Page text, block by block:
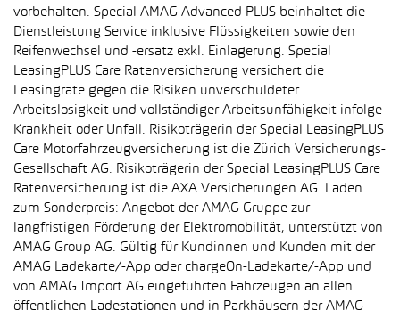
vorbehalten. Special AMAG Advanced PLUS beinhaltet die
Dienstleistung Service inklusive Flüssigkeiten sowie den
Reifenwechsel und -ersatz exkl. Einlagerung. Special
LeasingPLUS Care Ratenversicherung versichert die
Leasingrate gegen die Risiken unverschuldeter
Arbeitslosigkeit und vollständiger Arbeitsunfähigkeit infolge
Krankheit oder Unfall. Risikoträgerin der Special LeasingPLUS
Care Motorfahrzeugversicherung ist die Zürich Versicherungs-
Gesellschaft AG. Risikoträgerin der Special LeasingPLUS Care
Ratenversicherung ist die AXA Versicherungen AG. Laden
zum Sonderpreis: Angebot der AMAG Gruppe zur
langfristigen Förderung der Elektromobilität, unterstützt von
AMAG Group AG. Gültig für Kundinnen und Kunden mit der
AMAG Ladekarte/-App oder chargeOn-Ladekarte/-App und
von AMAG Import AG eingeführten Fahrzeugen an allen
öffentlichen Ladestationen und in Parkhäusern der AMAG